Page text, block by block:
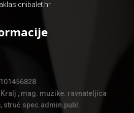
, mag. muzike. ravnateljica
struč.spec.admin.publ.